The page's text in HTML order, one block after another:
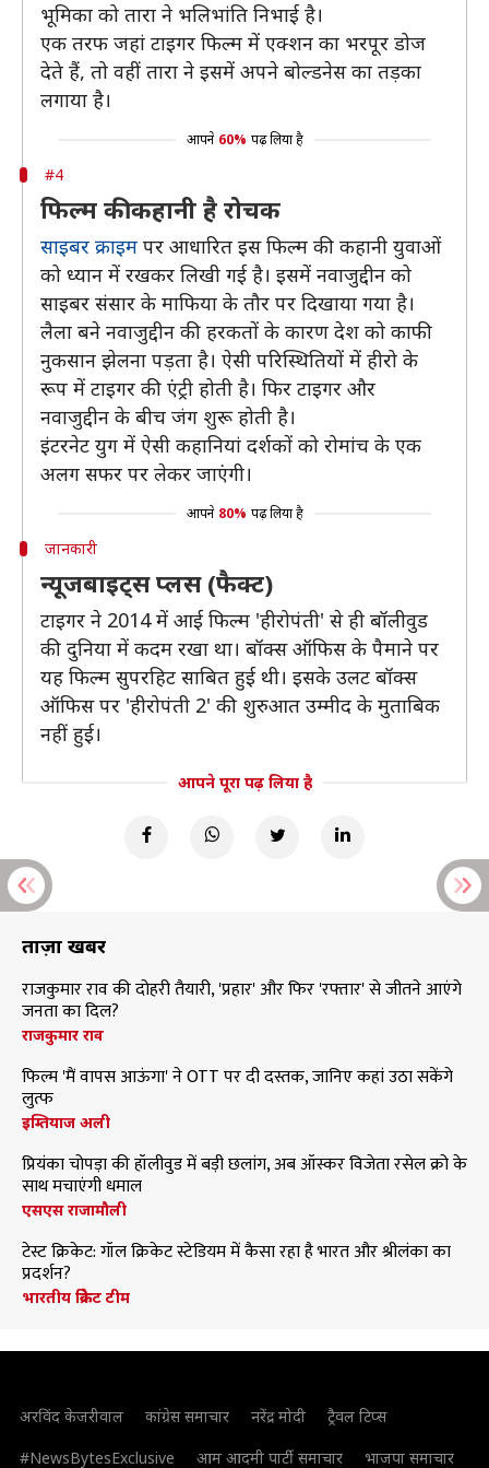
भूमिका को तारा ने भलिभांति निभाई है।
एक तरफ जहां टाइगर फिल्म में एक्शन का भरपूर डोज
देते हैं, तो वहीं तारा ने इसमें अपने बोल्डनेस का तड़का
लगाया है।
आपने 60% पढ़ लिया है
#4
फिल्म की कहानी है रोचक
साइबर क्राइम पर आधारित इस फिल्म की कहानी युवाओं
को ध्यान में रखकर लिखी गई है। इसमें नवाजुद्दीन को
साइबर संसार के माफिया के तौर पर दिखाया गया है।
लैला बने नवाजुद्दीन की हरकतों के कारण देश को काफी
नुकसान झेलना पड़ता है। ऐसी परिस्थितियों में हीरो के
रूप में टाइगर की एंट्री होती है। फिर टाइगर और
नवाजुद्दीन के बीच जंग शुरू होती है।
इंटरनेट युग में ऐसी कहानियां दर्शकों को रोमांच के एक
अलग सफर पर लेकर जाएंगी।
आपने 80% पढ़ लिया है
जानकारी
न्यूजबाइट्स प्लस (फैक्ट)
टाइगर ने 2014 में आई फिल्म 'हीरोपंती' से ही बॉलीवुड
की दुनिया में कदम रखा था। बॉक्स ऑफिस के पैमाने पर
यह फिल्म सुपरहिट साबित हुई थी। इसके उलट बॉक्स
ऑफिस पर 'हीरोपंती 2' की शुरुआत उम्मीद के मुताबिक
नहीं हुई।
आपने पूरा पढ़ लिया है
ताज़ा खबरें
राजकुमार राव की दोहरी तैयारी, 'प्रहार' और फिर 'रफ्तार' से जीतने आएंगे
जनता का दिल?
राजकुमार राव
फिल्म 'मैं वापस आऊंगा' ने OTT पर दी दस्तक, जानिए कहां उठा सकेंगे
लुत्फ
इम्तियाज अली
प्रियंका चोपड़ा की हॉलीवुड में बड़ी छलांग, अब ऑस्कर विजेता रसेल क्रो के
साथ मचाएंगी धमाल
एसएस राजामौली
टेस्ट क्रिकेट: गॉल क्रिकेट स्टेडियम में कैसा रहा है भारत और श्रीलंका का
प्रदर्शन?
भारतीय क्रिकेट टीम
अरविंद केजरीवाल कांग्रेस समाचार नरेंद्र मोदी
ट्रैवल टिप्स
#NewsBytesExclusive
आम आदमी पार्टी समाचार भाजपा समाचार